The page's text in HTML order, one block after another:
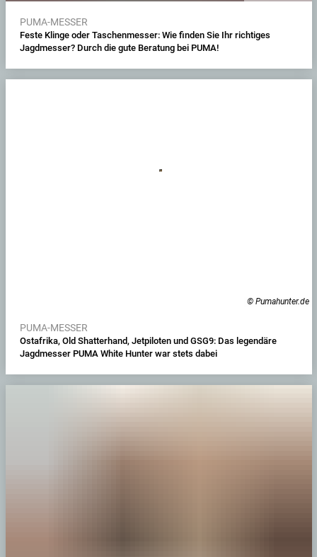
PUMA-MESSER
Feste Klinge oder Taschenmesser: Wie finden Sie Ihr richtiges
Jagdmesser? Durch die gute Beratung bei PUMA!
© Pumahunter.de
PUMA-MESSER
Ostafrika, Old Shatterhand, Jetpiloten und GSG9: Das legendäre
Jagdmesser PUMA White Hunter war stets dabei